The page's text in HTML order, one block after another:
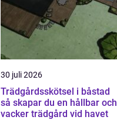
30 juli 2026
Trädgårdsskötsel i båstad
så skapar du en hållbar och
vacker trädgård vid havet